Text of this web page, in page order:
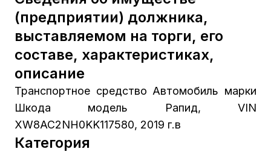
(предприятии) должника,
выставляемом на торги, его
составе, характеристиках,
описание
Транспортное средство Автомобиль марки
Шкода модель Рапид, VIN
XW8AC2NH0KK117580, 2019 г.в
Категория